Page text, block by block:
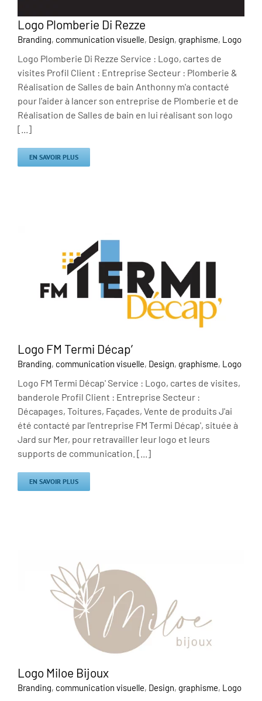
Logo Plomberie Di Rezze
Branding, communication visuelle, Design, graphisme, Logo
Logo Plomberie Di Rezze Service : Logo, cartes de
visites Profil Client : Entreprise Secteur : Plomberie &
Réalisation de Salles de bain Anthonny m'a contacté
pour l'aider à lancer son entreprise de Plomberie et de
Réalisation de Salles de bain en lui réalisant son logo
[...]
EN SAVOIR PLUS
Logo FM Termi Décap’
Branding, communication visuelle, Design, graphisme, Logo
Logo FM Termi Décap' Service : Logo, cartes de visites,
banderole Profil Client : Entreprise Secteur :
Décapages, Toitures, Façades, Vente de produits J'ai
été contacté par l'entreprise FM Termi Décap', située à
Jard sur Mer, pour retravailler leur logo et leurs
supports de communication. [...]
EN SAVOIR PLUS
Logo Miloe Bijoux
Branding, communication visuelle, Design, graphisme, Logo